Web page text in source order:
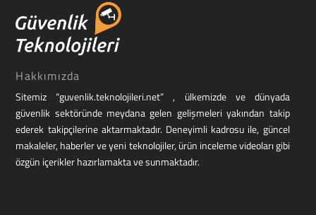
Hakkımızda
Sitemiz “guvenlik.teknolojileri.net” , ülkemizde ve dünyada
güvenlik sektöründe meydana gelen gelişmeleri yakından takip
ederek takipçilerine aktarmaktadır. Deneyimli kadrosu ile, güncel
makaleler, haberler ve yeni teknolojiler, ürün inceleme videoları gibi
özgün içerikler hazırlamakta ve sunmaktadır.